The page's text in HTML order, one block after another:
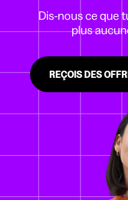
Dis-nous ce que
plus
REÇOIS DES